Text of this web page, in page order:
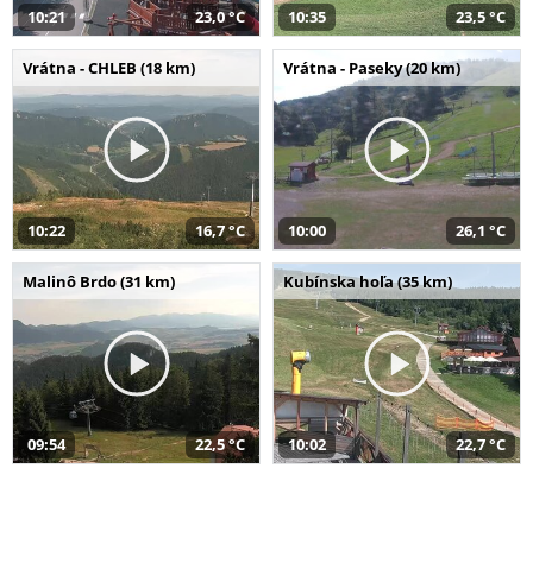
10:21 23,0 °C 10:35 23,5 °C
Vrátna - CHLEB (18 km)
10:22 16,7 °C
Vrátna - Paseky (20 km)
10:00 26,1 °C
Malinô Brdo (31 km)
09:54 22,5 °C
Kubínska hoľa (35 km)
10:02 22,7 °C